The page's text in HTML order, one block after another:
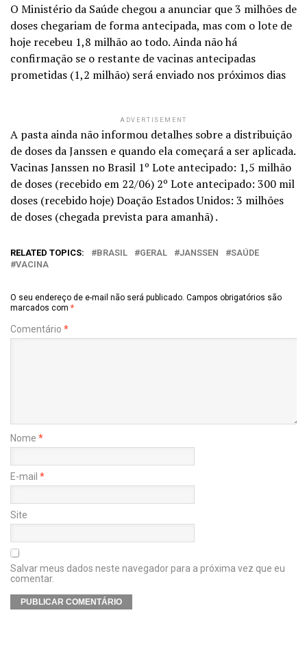
O Ministério da Saúde chegou a anunciar que 3 milhões de
doses chegariam de forma antecipada, mas com o lote de
hoje recebeu 1,8 milhão ao todo. Ainda não há
confirmação se o restante de vacinas antecipadas
prometidas (1,2 milhão) será enviado nos próximos dias
ADVERTISEMENT
A pasta ainda não informou detalhes sobre a distribuição
de doses da Janssen e quando ela começará a ser aplicada.
Vacinas Janssen no Brasil 1º Lote antecipado: 1,5 milhão
de doses (recebido em 22/06) 2º Lote antecipado: 300 mil
doses (recebido hoje) Doação Estados Unidos: 3 milhões
de doses (chegada prevista para amanhã) .
RELATED TOPICS: BRASIL GERAL JANSSEN
SAÚDE
VACINA
O seu endereço de e-mail não será publicado. Campos obrigatórios são
marcados com *
Comentário *
Nome *
E-mail *
Site
Salvar meus dados neste navegador para a próxima vez que eu
comentar.